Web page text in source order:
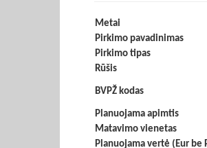
Metai
Pirkimo pavadinimas
Pirkimo tipas
Rūšis
BVPŽ kodas
Planuojama apimtis
Matavimo vienetas
Planuojama vertė (Eur be